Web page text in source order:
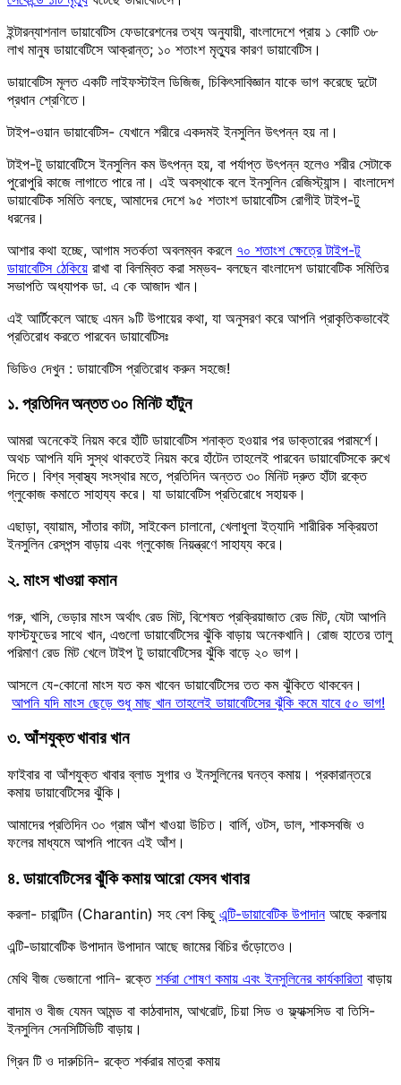
ইন্টারন্যাশনাল ডায়াবেটিস ফেডারেশনের তথ্য অনুযায়ী, বাংলাদেশে প্রায় ১ কোটি ৩৮
লাখ মানুষ ডায়াবেটিসে আক্রান্ত; ১০ শতাংশ মৃত্যুর কারণ ডায়াবেটিস।
ডায়াবেটিস মূলত একটি লাইফস্টাইল ডিজিজ, চিকিৎসাবিজ্ঞান যাকে ভাগ করেছে দুটো
প্রধান শ্রেণিতে।
টাইপ-ওয়ান ডায়াবেটিস- যেখানে শরীরে একদমই ইনসুলিন উৎপন্ন হয় না।
টাইপ-টু ডায়াবেটিসে ইনসুলিন কম উৎপন্ন হয়, বা পর্যাপ্ত উৎপন্ন হলেও শরীর সেটাকে
পুরোপুরি কাজে লাগাতে পারে না। এই অবস্থাকে বলে ইনসুলিন রেজিস্ট্যান্স। বাংলাদেশ
ডায়াবেটিক সমিতি বলছে, আমাদের দেশে ৯৫ শতাংশ ডায়াবেটিস রোগীই টাইপ-টু
ধরনের।
আশার কথা হচ্ছে, আগাম সতর্কতা অবলম্বন করলে ৭০ শতাংশ ক্ষেত্রে টাইপ-টু
ডায়াবেটিস ঠেকিয়ে রাখা বা বিলম্বিত করা সম্ভব- বলছেন বাংলাদেশ ডায়াবেটিক সমিতির
সভাপতি অধ্যাপক ডা. এ কে আজাদ খান।
এই আর্টিকেলে আছে এমন ৯টি উপায়ের কথা, যা অনুসরণ করে আপনি প্রাকৃতিকভাবেই
প্রতিরোধ করতে পারবেন ডায়াবেটিসঃ
ভিডিও দেখুন : ডায়াবেটিস প্রতিরোধ করুন সহজে!
১. প্রতিদিন অন্তত ৩০ মিনিট হাঁটুন
আমরা অনেকেই নিয়ম করে হাঁটি ডায়াবেটিস শনাক্ত হওয়ার পর ডাক্তারের পরামর্শে।
অথচ আপনি যদি সুস্থ থাকতেই নিয়ম করে হাঁটেন তাহলেই পারবেন ডায়াবেটিসকে রুখে
দিতে। বিশ্ব স্বাস্থ্য সংস্থার মতে, প্রতিদিন অন্তত ৩০ মিনিট দ্রুত হাঁটা রক্তে
গ্লুকোজ কমাতে সাহায্য করে। যা ডায়াবেটিস প্রতিরোধে সহায়ক।
এছাড়া, ব্যায়াম, সাঁতার কাটা, সাইকেল চালানো, খেলাধুলা ইত্যাদি শারীরিক সক্রিয়তা
ইনসুলিন রেসপন্স বাড়ায় এবং গ্লুকোজ নিয়ন্ত্রণে সাহায্য করে।
২. মাংস খাওয়া কমান
গরু, খাসি, ভেড়ার মাংস অর্থাৎ রেড মিট, বিশেষত প্রক্রিয়াজাত রেড মিট, যেটা আপনি
ফাস্টফুডের সাথে খান, এগুলো ডায়াবেটিসের ঝুঁকি বাড়ায় অনেকখানি। রোজ হাতের তালু
পরিমাণ রেড মিট খেলে টাইপ টু ডায়াবেটিসের ঝুঁকি বাড়ে ২০ ভাগ।
আসলে যে-কোনো মাংস যত কম খাবেন ডায়াবেটিসের তত কম ঝুঁকিতে থাকবেন।
আপনি যদি মাংস ছেড়ে শুধু মাছ খান তাহলেই ডায়াবেটিসের ঝুঁকি কমে যাবে ৫০ ভাগ!
৩. আঁশযুক্ত খাবার খান
ফাইবার বা আঁশযুক্ত খাবার ব্লাড সুগার ও ইনসুলিনের ঘনত্ব কমায়। প্রকারান্তরে
কমায় ডায়াবেটিসের ঝুঁকি।
আমাদের প্রতিদিন ৩০ গ্রাম আঁশ খাওয়া উচিত। বার্লি, ওটস, ডাল, শাকসবজি ও
ফলের মাধ্যমে আপনি পাবেন এই আঁশ।
৪. ডায়াবেটিসের ঝুঁকি কমায় আরো যেসব খাবার
করলা- চারান্টিন (Charantin) সহ বেশ কিছু এন্টি-ডায়াবেটিক উপাদানআছে করলায়
এন্টি-ডায়াবেটিক উপাদান উপাদান আছে জামের বিচির গুঁড়োতেও।
মেথি বীজ ভেজানো পানি- রক্তে শর্করা শোষণ কমায় এবং ইনসুলিনের কার্যকারিতা বাড়ায়
বাদাম ও বীজ যেমন আমন্ড বা কাঠবাদাম, আখরোট, চিয়া সিড ও ফ্ল্যাক্সসিড বা তিসি-
ইনসুলিন সেনসিটিভিটি বাড়ায়।
গ্রিন টি ও দারুচিনি- রক্তে শর্করার মাত্রা কমায়